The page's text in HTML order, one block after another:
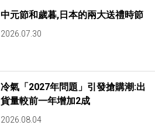
中元節和歲暮,日本的兩大送禮時節
2026.07.30
冷氣「2027年問題」引發搶購潮:出
貨量較前一年增加2成
2026.08.04